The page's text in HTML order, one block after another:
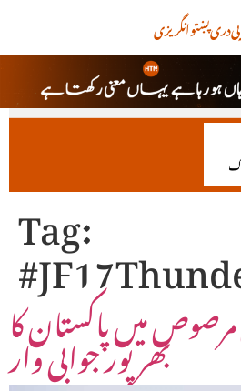
انگریزیپښتودری
Tag:
میں پاکستان کا
بھرپور جوابی وار